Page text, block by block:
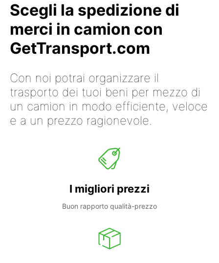
Scegli la spedizione di
merci in camion con
GetTransport.com
Con noi potrai organizzare il
trasporto dei tuoi beni per mezzo di
un camion in modo efficiente, veloce
e a un prezzo ragionevole.
I migliori prezzi
Buon rapporto qualità-prezzo